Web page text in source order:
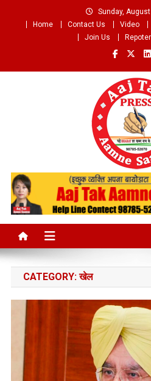
Sunday,
Home
Contact Us Video
Join Us
Aaj Tak Aamne
CATEGORY:खेल